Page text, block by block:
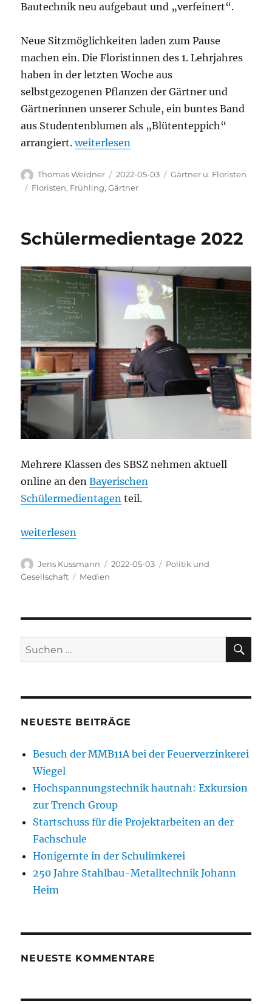
Bautechnik neu aufgebaut und „verfeinert“.
Neue Sitzmöglichkeiten laden zum Pause
machen ein. Die Floristinnen des 1. Lehrjahres
haben in der letzten Woche aus
selbstgezogenen Pflanzen der Gärtner und
Gärtnerinnen unserer Schule, ein buntes Band
aus Studentenblumen als „Blütenteppich“
arrangiert.„Frühling am SBSZ Bamberg“
weiterlesen
Autor
Thomas Weidner
Veröffentlicht
am
2022-05-03 Kategorien
Gärtner u. Floristen
Schlagwörter
Floristen, Frühling,Gärtner
Schülermedientage 2022
Mehrere Klassen des SBSZ nehmen aktuell
online an denBayerischen
Schülermedientagen teil.
„Schülermedientage 2022“
weiterlesen
Autor
Jens Kussmann
Veröffentlicht
2022-05-03 Kategorien
Politik und
Gesellschaft
Schlagwörter
Medien
Suchen
nach:
NEUESTE BEITRÄGE
Besuch der MMB11A bei der Feuerverzinkerei
Wiegel
Hochspannungstechnik hautnah: Exkursion
zur Trench Group
Startschuss für die Projektarbeiten an der
Fachschule
Honigernte in der Schulimkerei
250 Jahre Stahlbau-Metalltechnik Johann
Heim
NEUESTE KOMMENTARE